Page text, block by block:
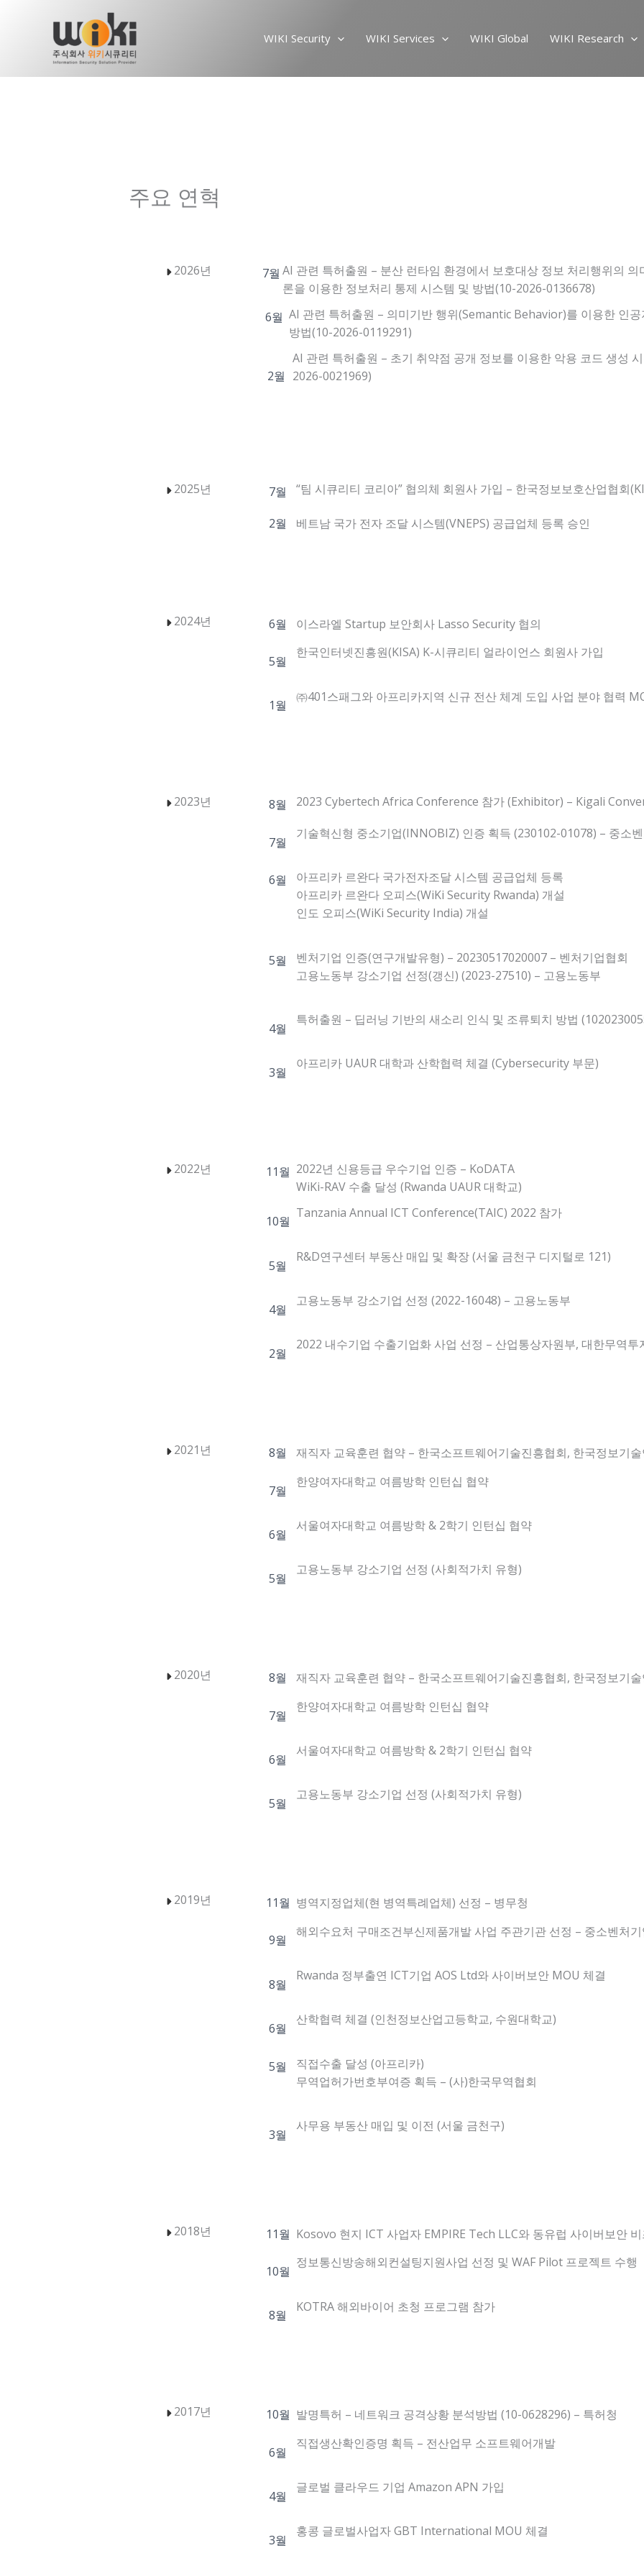
건
WIKI Security WIKI Services WIKI Global WIKI Research
주요 연혁
2026년 7월 AI 관련 특허출원 – 분산 런타임 환경에서 보호대상 정보 처리행위의
론을 이용한 정보처리 통제 시스템 및 방법(10-2026-0136678)
6월 AI 관련 특허출원 – 의미기반 행위(Semantic Behavior)를 이용한 인
방법(10-2026-0119291)
2월
AI 관련 특허출원 – 초기 취약점 공개 정보를 이용한 악용 코드 생성
2026-0021969)
2025년 7월 “팀 시큐리티 코리아” 협의체 회원사 가입 – 한국정보보호산업협회
2월 베트남 국가 전자 조달 시스템(VNEPS) 공급업체 등록 승인
2024년 6월 이스라엘 Startup 보안회사 Lasso Security 협의
5월
한국인터넷진흥원(KISA) K-시큐리티 얼라이언스 회원사 가입
1월
㈜401스패그와 아프리카지역 신규 전산 체계 도입 사업 분야 협력
2023년 8월 2023 Cybertech Africa Conference 참가 (Exhibitor) – Kigali
7월
기술혁신형 중소기업(INNOBIZ) 인증 획득 (230102-01078) – 중소
6월
아프리카 르완다 국가전자조달 시스템 공급업체 등록
아프리카 르완다 오피스(WiKi Security Rwanda) 개설
인도 오피스(WiKi Security India) 개설
5월
벤처기업 인증(연구개발유형) – 20230517020007 – 벤처기업협회
고용노동부 강소기업 선정(갱신) (2023-27510) – 고용노동부
4월
특허출원 – 딥러닝 기반의 새소리 인식 및 조류퇴치 방법
3월
아프리카 UAUR 대학과 산학협력 체결 (Cybersecurity 부문)
2022년 11월 2022년 신용등급 우수기업 인증 – KoDATA
WiKi-RAV 수출 달성 (Rwanda UAUR 대학교)
10월
Tanzania Annual ICT Conference(TAIC) 2022 참가
5월
R&D연구센터 부동산 매입 및 확장 (서울 금천구 디지털로 121)
4월
고용노동부 강소기업 선정 (2022-16048) – 고용노동부
2월
2022 내수기업 수출기업화 사업 선정 – 산업통상자원부, 대한무역투
2021년 8월 재직자 교육훈련 협약 – 한국소프트웨어기술진흥협회, 한국정보기
7월
한양여자대학교 여름방학 인턴십 협약
6월
서울여자대학교 여름방학 & 2학기 인턴십 협약
5월
고용노동부 강소기업 선정 (사회적가치 유형)
2020년 8월 재직자 교육훈련 협약 – 한국소프트웨어기술진흥협회, 한국정보기
7월
한양여자대학교 여름방학 인턴십 협약
6월
서울여자대학교 여름방학 & 2학기 인턴십 협약
5월
고용노동부 강소기업 선정 (사회적가치 유형)
2019년 11월 병역지정업체(현 병역특례업체) 선정 – 병무청
9월
해외수요처 구매조건부신제품개발 사업 주관기관 선정 – 중소벤처
8월
Rwanda 정부출연 ICT기업 AOS Ltd와 사이버보안 MOU 체결
6월
산학협력 체결 (인천정보산업고등학교, 수원대학교)
5월
직접수출 달성 (아프리카)
무역업허가번호부여증 획득 – (사)한국무역협회
3월
사무용 부동산 매입 및 이전 (서울 금천구)
2018년 11월 Kosovo 현지 ICT 사업자 EMPIRE Tech LLC와 동유럽 사이버보안
10월
정보통신방송해외컨설팅지원사업 선정 및 WAF Pilot 프로젝트 수행
8월
KOTRA 해외바이어 초청 프로그램 참가
2017년 10월 발명특허 – 네트워크 공격상황 분석방법 (10-0628296) – 특허청
6월
직접생산확인증명 획득 – 전산업무 소프트웨어개발
4월
글로벌 클라우드 기업 Amazon APN 가입
3월
홍콩 글로벌사업자 GBT International MOU 체결